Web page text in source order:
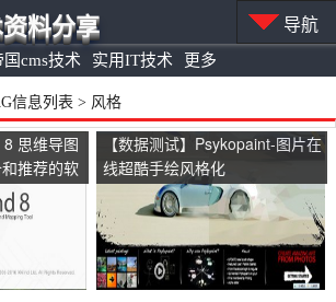
国cms技术 实用IT技术 更多
料分享 导航
信息列表 > 风格
8 思维导图
推荐的软
【数据测试】Psykopaint-图片在
线超酷手绘风格化